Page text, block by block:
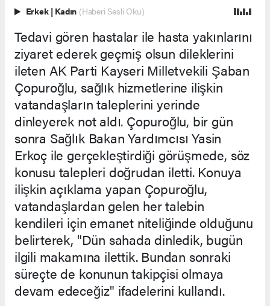
Erkek | Kadın (Haberi Sesli Oku)
Tedavi gören hastalar ile hasta yakınlarını
ziyaret ederek geçmiş olsun dileklerini
ileten AK Parti Kayseri Milletvekili Şaban
Çopuroğlu, sağlık hizmetlerine ilişkin
vatandaşların taleplerini yerinde
dinleyerek not aldı. Çopuroğlu, bir gün
sonra Sağlık Bakan Yardımcısı Yasin
Erkoç ile gerçekleştirdiği görüşmede, söz
konusu talepleri doğrudan iletti. Konuya
ilişkin açıklama yapan Çopuroğlu,
vatandaşlardan gelen her talebin
kendileri için emanet niteliğinde olduğunu
belirterek, "Dün sahada dinledik, bugün
ilgili makamına ilettik. Bundan sonraki
süreçte de konunun takipçisi olmaya
devam edeceğiz" ifadelerini kullandı.